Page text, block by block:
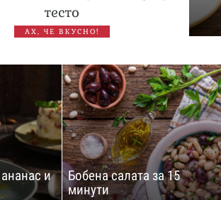
тесто
АХ, ЧЕ ВКУСНО!
и
Бобена салата за 15
минути